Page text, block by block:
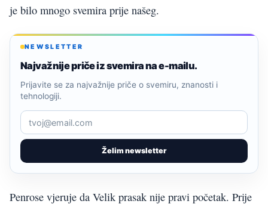
je bilo mnogo svemira prije našeg.
NEWSLETTER
Najvažnije priče iz svemira na e-mailu.
Želim newsletter
Prijavite se za najvažnije priče o svemiru, znanosti i
tehnologiji.
Penrose vjeruje da Velik prasak nije pravi početak. Prije